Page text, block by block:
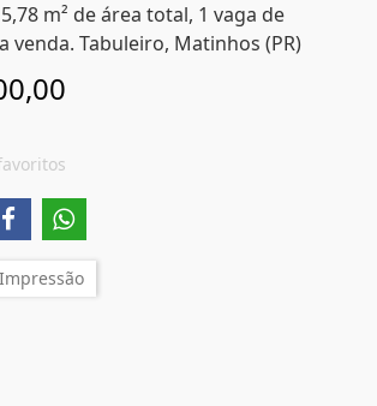
m² de área total, 1 vaga de
venda. Tabuleiro, Matinhos (PR)